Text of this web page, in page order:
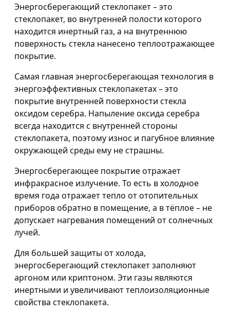
Энергосберегающий стеклопакет – это
стеклопакет, во внутренней полости которого
находится инертный газ, а на внутреннюю
поверхность стекла нанесено теплоотражающее
покрытие.
Самая главная энергосберегающая технология в
энергоэффективных стеклопакетах – это
покрытие внутренней поверхности стекла
оксидом серебра. Напыление оксида серебра
всегда находится с внутренней стороны
стеклопакета, поэтому износ и пагубное влияние
окружающей среды ему не страшны.
Энергосберегающее покрытие отражает
инфракрасное излучение. То есть в холодное
время года отражает тепло от отопительных
приборов обратно в помещение, а в тёплое – не
допускает нагревания помещений от солнечных
лучей.
Для большей защиты от холода,
энергосберегающий стеклопакет заполняют
аргоном или криптоном. Эти газы являются
инертными и увеличивают теплоизоляционные
свойства стеклопакета.